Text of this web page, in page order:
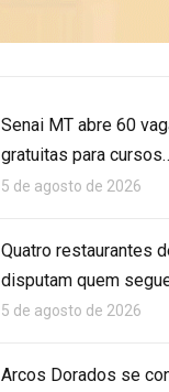
Senai MT abre 60
gratuitas para
5 de agosto de 2026
Quatro restaurantes
disputam quem
5 de agosto de 2026
Arcos Dorados se